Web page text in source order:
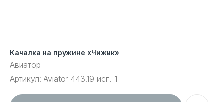
Качалка на пружине «Чижик»
Авиатор
Артикул: Aviator 443.19 исп. 1